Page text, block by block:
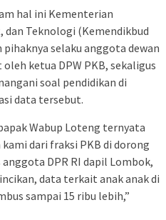
hal ini Kementerian
dan Teknologi (Kemendikbud
selaku anggota dewan
ketua DPW PKB, sekaligus
soal pendidikan di
data tersebut.
Wabup Loteng ternyata
dari fraksi PKB di dorong
DPR RI dapil Lombok,
data terkait anak anak di
sampai 15 ribu lebih,”